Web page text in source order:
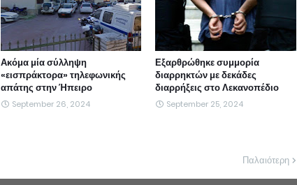
Ακόμα μία σύλληψη
«εισπράκτορα» τηλεφωνικής
απάτης στην Ήπειρο
September 26, 2024
Εξαρθρώθηκε συμμορία
διαρρηκτών με δεκάδες
διαρρήξεις στο Λεκανοπέδιο
September 25, 2024
Παλαιότερη